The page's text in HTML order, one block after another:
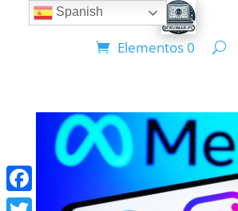
Elementos 0
Facebook
Spanish